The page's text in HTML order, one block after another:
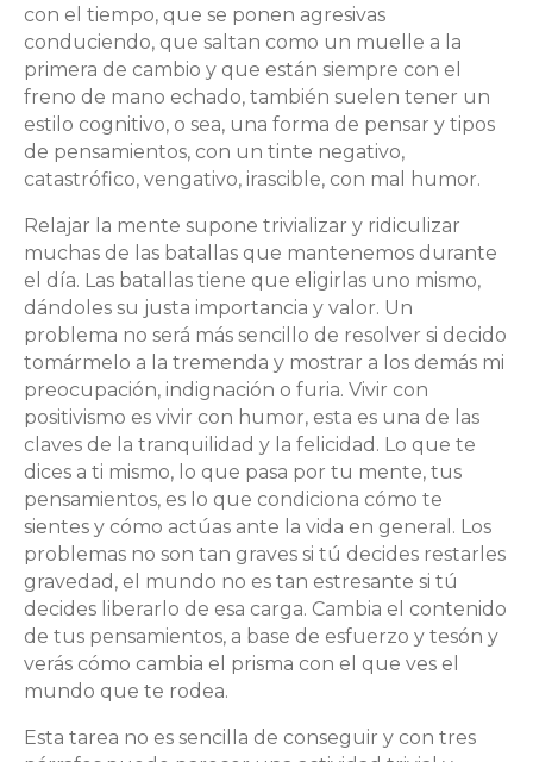
con el tiempo, que se ponen agresivas
conduciendo, que saltan como un muelle a la
primera de cambio y que están siempre con el
freno de mano echado, también suelen tener un
estilo cognitivo, o sea, una forma de pensar y tipos
de pensamientos, con un tinte negativo,
catastrófico, vengativo, irascible, con mal humor.
Relajar la mente supone trivializar y ridiculizar
muchas de las batallas que mantenemos durante
el día. Las batallas tiene que eligirlas uno mismo,
dándoles su justa importancia y valor. Un
problema no será más sencillo de resolver si decido
tomármelo a la tremenda y mostrar a los demás mi
preocupación, indignación o furia. Vivir con
positivismo es vivir con humor, esta es una de las
claves de la tranquilidad y la felicidad. Lo que te
dices a ti mismo, lo que pasa por tu mente, tus
pensamientos, es lo que condiciona cómo te
sientes y cómo actúas ante la vida en general. Los
problemas no son tan graves si tú decides restarles
gravedad, el mundo no es tan estresante si tú
decides liberarlo de esa carga. Cambia el contenido
de tus pensamientos, a base de esfuerzo y tesón y
verás cómo cambia el prisma con el que ves el
mundo que te rodea.
Esta tarea no es sencilla de conseguir y con tres